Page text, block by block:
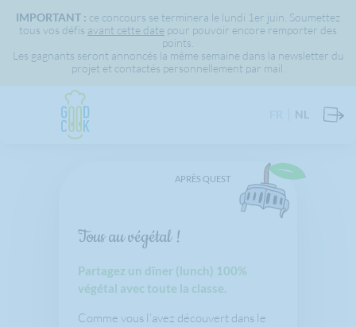
IMPORTANT : ce concours se terminera le lundi 1er juin. Soumettez
tous vos défis avant cette date pour pouvoir encore remporter des
points.
Les gagnants seront annoncés la même semaine dans la newsletter du
projet et contactés personnellement par mail.
NL
Tous au végétal !
APRÈS QUEST
Partagez un dîner (lunch) 100%
végétal avec toute la classe.
Comme vous l’avez découvert dans le